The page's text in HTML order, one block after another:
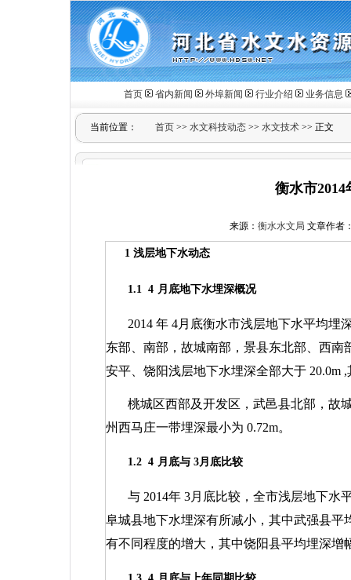
首页 省内新闻 外埠新闻 行业介绍 业务信息
当前位置： 首页 >> 水文科技动态 >> 水文技术 >> 正文
衡水市
来源： 衡水水文局 文章作者
1 浅层地下水动态
1.1 4 月底地下水埋深概况
2014 年 4月底衡水市浅层地下水平均埋
东部、南部，故城南部，景县东北部、西
安平、饶阳浅层地下水埋深全部大于 20.0m ,
桃城区西部及开发区，武邑县北部，故
州西马庄一带埋深最小为 0.72m。
1.2 4 月底与3月底比较
与 2014年 3月底比较，全市浅层地下水
阜城县地下水埋深有所减小，其中武强县平
有不同程度的增大，其中饶阳县平均埋深增